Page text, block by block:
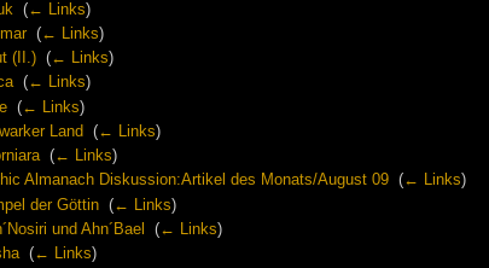
(← Links)
‎ (← Links)
(II.)‎ (← Links)
‎ (← Links)
‎ (← Links)
Land
(← Links)
‎ (← Links)
Almanach Diskussion:Artikel des Monats/August 09‎ (← Links)
der Göttin‎ (← Links)
und Ahn´Bael
(← Links)
‎ (← Links)